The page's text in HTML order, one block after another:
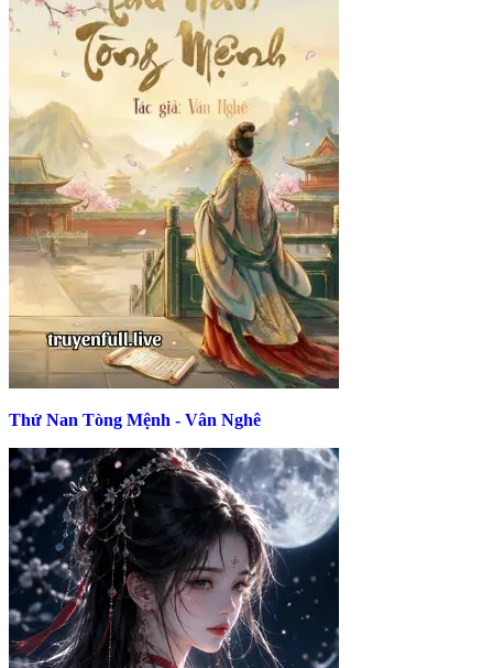
Thứ Nan Tòng Mệnh - Vân Nghê